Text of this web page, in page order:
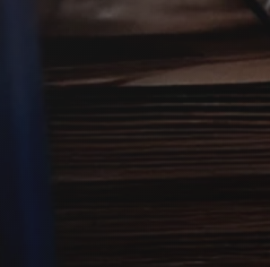
sølvfiskbekæmpelse i hele
hjælper med hurtig og